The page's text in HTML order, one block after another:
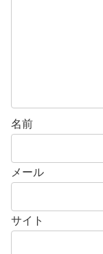
名前
メール
サイト